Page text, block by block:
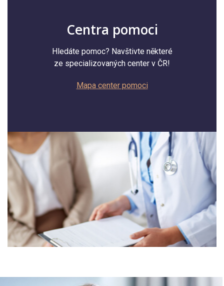
Centra pomoci
Hledáte pomoc? Navštivte některé
ze specializovaných center v ČR!
Mapa center pomoci